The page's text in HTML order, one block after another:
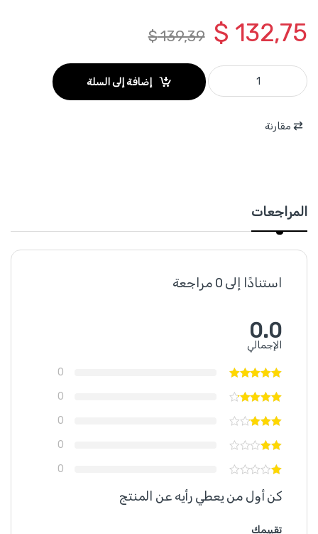
$ 132,75
$139,39
TOSLI250382 - كومبو 3 قطع قصاصة خشب 140 مم + جهاز ترددي متعدد الوظائف + مثقب جبسمبورد + بطارية 2 امبير عدد 2 + شاحن + اكسسوارات ماركة TOTAL quantity
إضافة إلى السلة
مقارنة
المراجعات
استنادًا إلى 0 مراجعة
0.0
الإجمالي
0
0
0
0
0
كن أول من يعطي رأيه عن المنتج
تقييمك